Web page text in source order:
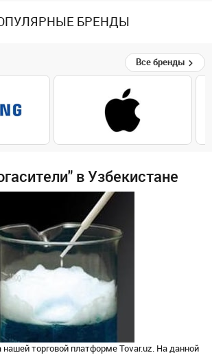
БРЕНДЫ
Все бренды
в Узбекистане
торговой платформе Tovar.uz. На данной